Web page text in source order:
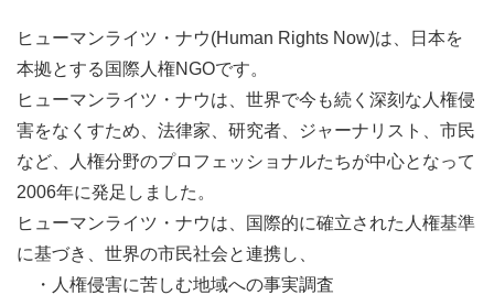
ヒューマンライツ・ナウ(Human Rights Now)は、日本を
本拠とする国際人権NGOです。
ヒューマンライツ・ナウは、世界で今も続く深刻な人権侵
害をなくすため、法律家、研究者、ジャーナリスト、市民
など、人権分野のプロフェッショナルたちが中心となって
2006年に発足しました。
ヒューマンライツ・ナウは、国際的に確立された人権基準
に基づき、世界の市民社会と連携し、
・人権侵害に苦しむ地域への事実調査